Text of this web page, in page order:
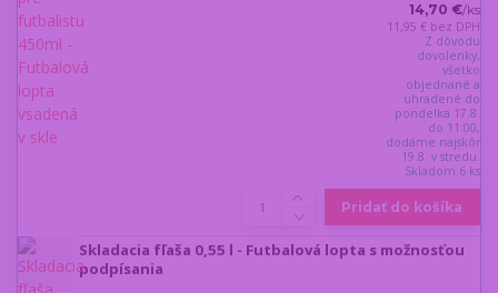
14,70 €/ks
11,95 € bez DPH
Z dôvodu
dovolenky,
všetko
objednané a
uhradené do
pondelka 17.8.
do 11:00,
dodáme najskôr
19.8. v stredu.
Skladom 6 ks
Pridať do košíka
Skladacia fľaša 0,55 l - Futbalová lopta s možnosťou
podpísania